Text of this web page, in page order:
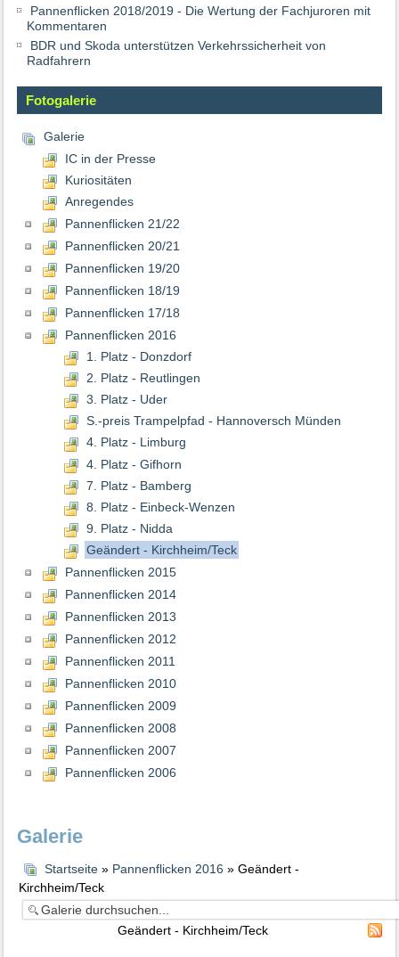
Pannenflicken 2018/2019 - Die Wertung der Fachjuroren mit
Kommentaren
BDR und Skoda unterstützen Verkehrssicherheit von
Radfahrern
Fotogalerie
Galerie
IC in der Presse
Kuriositäten
Anregendes
Pannenflicken 21/22
Pannenflicken 20/21
Pannenflicken 19/20
Pannenflicken 18/19
Pannenflicken 17/18
Pannenflicken 2016
1. Platz - Donzdorf
2. Platz - Reutlingen
3. Platz - Uder
S.-preis Trampelpfad - Hannoversch Münden
4. Platz - Limburg
4. Platz - Gifhorn
7. Platz - Bamberg
8. Platz - Einbeck-Wenzen
9. Platz - Nidda
Geändert - Kirchheim/Teck
Pannenflicken 2015
Pannenflicken 2014
Pannenflicken 2013
Pannenflicken 2012
Pannenflicken 2011
Pannenflicken 2010
Pannenflicken 2009
Pannenflicken 2008
Pannenflicken 2007
Pannenflicken 2006
Galerie
Startseite» Pannenflicken 2016 » Geändert -
Kirchheim/Teck
Geändert - Kirchheim/Teck